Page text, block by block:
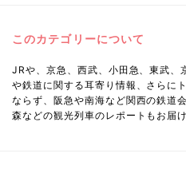
このカテゴリーについて
JRや、京急、西武、小田急、東武、
や鉄道に関する耳寄り情報、さらに
ならず、阪急や南海など関西の鉄道
森などの観光列車のレポートもお届け